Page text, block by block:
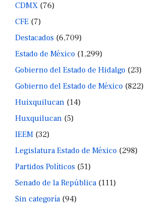
CDMX (76)
CFE (7)
Destacados (6,709)
Estado de México (1,299)
Gobierno del Estado de Hidalgo (23)
Gobierno del Estado de México (822)
Huixquilucan (14)
Huxquilucan (5)
IEEM (32)
Legislatura Estado de México (298)
Partidos Políticos (51)
Senado de la República(111)
Sin categoría(94)